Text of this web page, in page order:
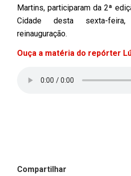
Martins, participaram da 2ª
Cidade desta sexta-
reinauguração.
Ouça a matéria do repórter
Compartilhar